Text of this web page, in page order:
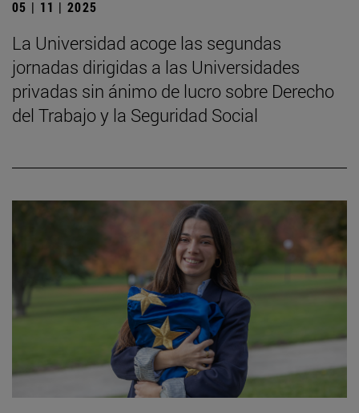
05 | 11 | 2025
La Universidad acoge las segundas
jornadas dirigidas a las Universidades
privadas sin ánimo de lucro sobre Derecho
del Trabajo y la Seguridad Social